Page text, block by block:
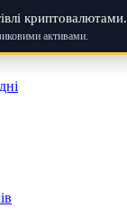
криптовалютами.
активами.